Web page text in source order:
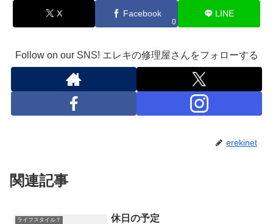
X Facebook
0
LINE
Follow on our SNS! エレキの修理屋さんをフォローする
erekinet
関連記事
ライフスタイル？ 休日の予定